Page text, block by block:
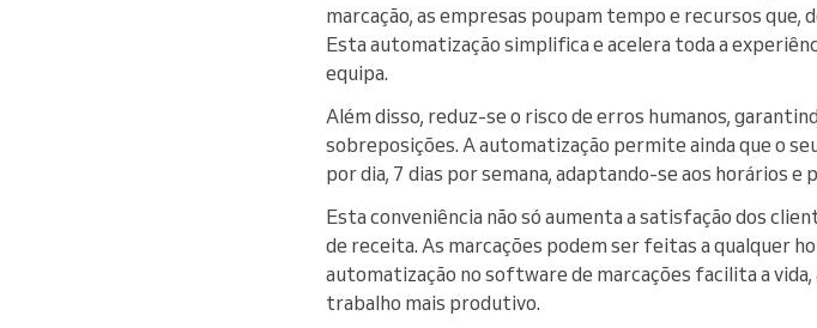
marcação, as empresas poupam tempo e recursos
Esta automatização simplifica e acelera toda a
equipa.
Além disso, reduz-se o risco de erros humanos,
sobreposições. A automatização permite ainda que o
por dia, 7 dias por semana, adaptando-se aos horários
Esta conveniência não só aumenta a satisfação dos
de receita. As marcações podem ser feitas a qualquer
automatização no software de marcações facilita a
trabalho mais produtivo.